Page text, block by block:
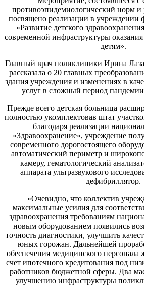
противоэпидемиологический норм
посвящено реализации в учреждении
«Развитие детского
современной инфраструктуры
детям».
Главный врач поликлиники Ирина
рассказала о 20 главных
здания учреждения и изменениях в
услуг в сложный период пандемии
Прежде всего детская больница
полностью укомплектовав штат
благодаря реализации
«Здравоохранение», учреждение
современного дорогостоящего
автоматический периметр и
камеру, гематологический
аппарата ультразвукового
дефибриллятор.
«Очевидно, что коллектив
максимальные усилия для
здравоохранения требованиям
новым оборудованием появились
точность диагностики, улучшить
юных горожан. Дальнейшей
обеспечения медицинского персонала
счет ипотечного кредитования под
работников бюджетной сферы. Два
улучшению инфраструктуры